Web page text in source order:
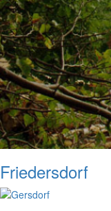
Friedersdorf